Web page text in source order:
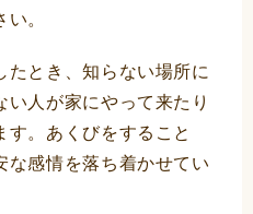
。
たとき、知らない場所に
人が家にやって来たり
す。あくびをすること
な感情を落ち着かせてい